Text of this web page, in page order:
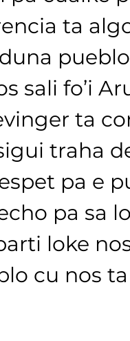
ta
sali fo’i
ta
traha
pa e
pa sa
loke
cu nos ta